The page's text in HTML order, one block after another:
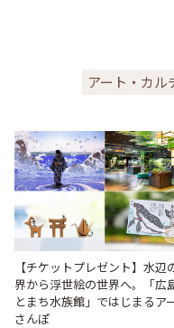
アート・カル
【チケットプレゼント】水辺
界から浮世絵の世界へ。「広
とまち水族館」ではじまるア
さんぽ